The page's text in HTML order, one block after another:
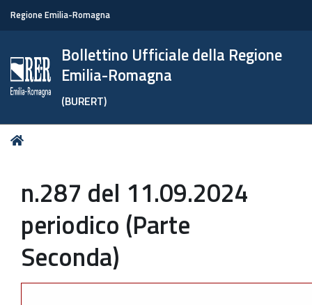
Regione Emilia-Romagna
Bollettino Ufficiale della Regione
Emilia-Romagna
(BURERT)
Tu
n.287 del 11.09.2024
periodico (Parte
Seconda)